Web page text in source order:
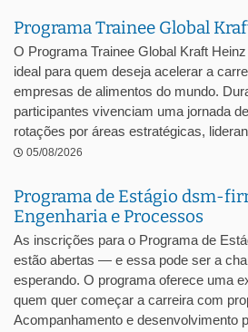
Programa Trainee Global
O Programa Trainee Global Kraft
ideal para quem deseja acelerar a
empresas de alimentos do mundo.
participantes vivenciam uma jornada
rotações por áreas estratégicas,
05/08/2026
Programa de Estágio dsm-
Engenharia e Processos
As inscrições para o Programa de
estão abertas — e essa pode ser a
esperando. O programa oferece uma
quem quer começar a carreira com
Acompanhamento e desenvolvimento